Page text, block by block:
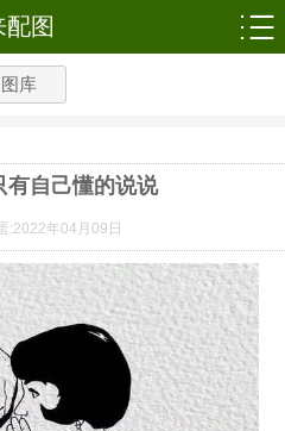
配图
图库
有自己懂的说说
:2022年04月09日